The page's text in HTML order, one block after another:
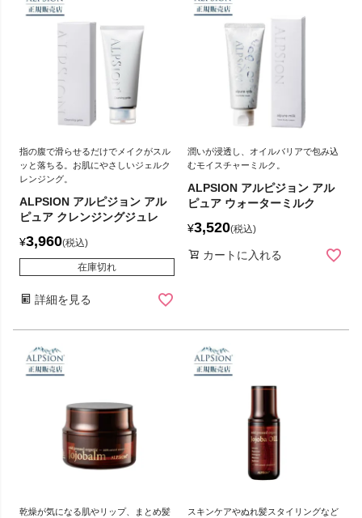
指の腹で滑らせるだけでメイクがスル
ッと落ちる。お肌にやさしいジェルク
レンジング。
ALPSION アルピジョン アル
ピュア クレンジングジュレ
¥3,960 税込
在庫切れ
詳細を見る
潤いが浸透し、オイルバリアで包み込
むモイスチャーミルク。
ALPSION アルピジョン アル
ピュア ウォーターミルク
¥3,520 税込
カートに入れる
乾燥が気になる肌やリップ、まとめ髪
スキンケアやぬれ髪スタイリングなど